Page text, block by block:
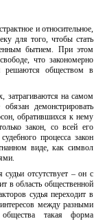
и относительное,
для того, чтобы стать
бытием. При этом
что закономерно
решаются обществом в
затрагиваются на самом
демонстрировать
обратившихся к нему
закон, со всей его
процесса закон
виде, как символ
отсутствует – он с
в область общественной
судья переходит в
между разными
такая форма